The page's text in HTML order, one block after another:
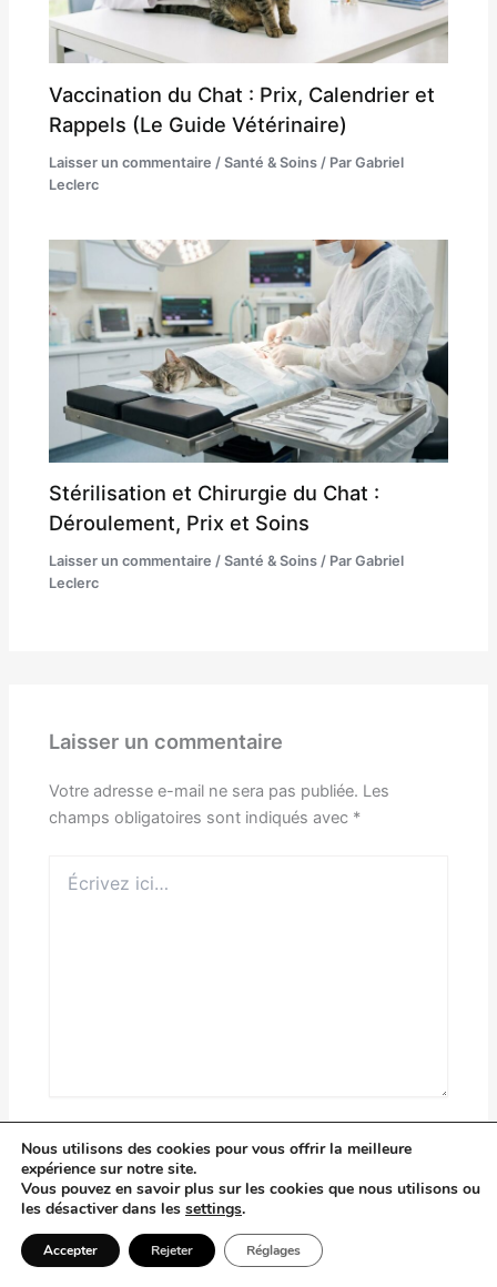
Vaccination du Chat : Prix, Calendrier et
Rappels (Le Guide Vétérinaire)
Laisser un commentaire /Santé & Soins / ParGabriel
Leclerc
Stérilisation et Chirurgie du Chat :
Déroulement, Prix et Soins
Laisser un commentaire /Santé & Soins / ParGabriel
Leclerc
Laisser un commentaire
Votre adresse e-mail ne sera pas publiée. Les
champs obligatoires sont indiqués avec *
ici…
Nom*
mail*
Nous utilisons des cookies pour vous offrir la meilleure
expérience sur notre site.
Vous pouvez en savoir plus sur les cookies que nous utilisons ou
les désactiver dans les settings.
Accepter Rejeter Réglages